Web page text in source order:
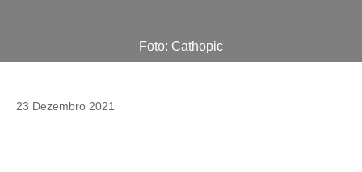
Foto: Cathopic
23 Dezembro 2021